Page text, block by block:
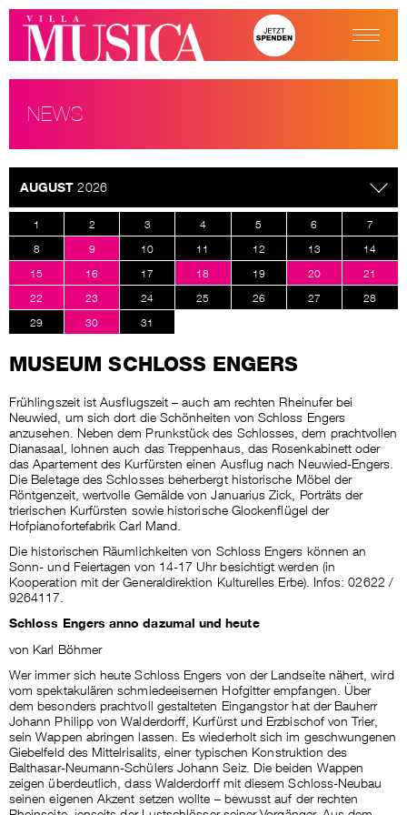
NEWS
AUGUST2026
1 2 3 4 5 6
7
8
9 10 11 12 13
14
15
16 17 18 19 20
21
22
23 24 25 26 27
28
29
30 31
MUSEUM SCHLOSS ENGERS
Frühlingszeit ist Ausflugszeit – auch am rechten Rheinufer bei
Neuwied, um sich dort die Schönheiten von Schloss Engers
anzusehen. Neben dem Prunkstück des Schlosses, dem prachtvollen
Dianasaal, lohnen auch das Treppenhaus, das Rosenkabinett oder
das Apartement des Kurfürsten einen Ausflug nach Neuwied-Engers.
Die Beletage des Schlosses beherbergt historische Möbel der
Röntgenzeit, wertvolle Gemälde von Januarius Zick, Porträts der
trierischen Kurfürsten sowie historische Glockenflügel der
Hofpianofortefabrik Carl Mand.
Die historischen Räumlichkeiten von Schloss Engers können an
Sonn- und Feiertagen von 14-17 Uhr besichtigt werden (in
Kooperation mit der Generaldirektion Kulturelles Erbe). Infos: 02622 /
9264117.
Schloss Engers anno dazumal und heute
von Karl Böhmer
Wer immer sich heute Schloss Engers von der Landseite nähert, wird
vom spektakulären schmiedeeisernen Hofgitter empfangen. Über
dem besonders prachtvoll gestalteten Eingangstor hat der Bauherr
Johann Philipp von Walderdorff, Kurfürst und Erzbischof von Trier,
sein Wappen abringen lassen. Es wiederholt sich im geschwungenen
Giebelfeld des Mittelrisalits, einer typischen Konstruktion des
Balthasar-Neumann-Schülers Johann Seiz. Die beiden Wappen
zeigen überdeutlich, dass Walderdorff mit diesem Schloss-Neubau
seinen eigenen Akzent setzen wollte – bewusst auf der rechten